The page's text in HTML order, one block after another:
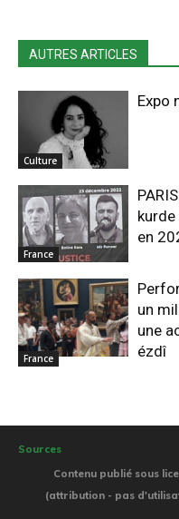
AUTRES ARTICLES
Culture
Expo
France
kurde
en
France
un
une
ézdî
Sources
Contenu publié sous
(attribution - pas